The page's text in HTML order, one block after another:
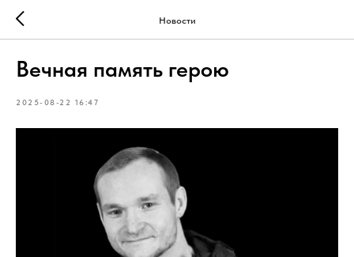
Новости
Вечная память герою
2025-08-22 16:47